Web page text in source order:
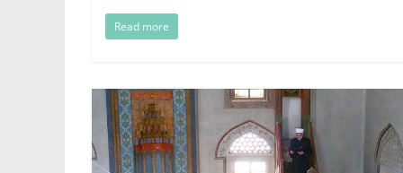
Read more